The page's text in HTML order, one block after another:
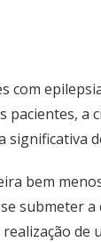
com
pacientes, a
significativa
bem
submeter
de